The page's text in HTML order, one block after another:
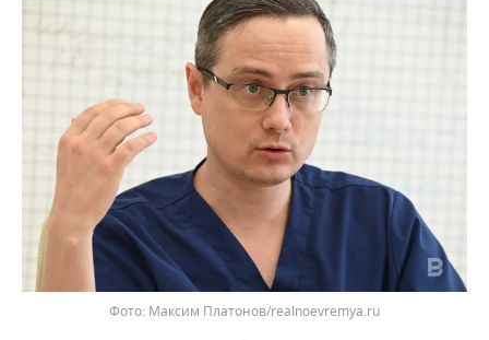
Фото: Максим Платонов/realnoevremya.ru